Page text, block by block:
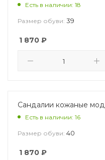
Есть в наличии: 18
Размер обуви: 39
1 870 ₽
Сандалии кожаные
Есть в наличии: 16
Размер обуви: 40
1 870 ₽